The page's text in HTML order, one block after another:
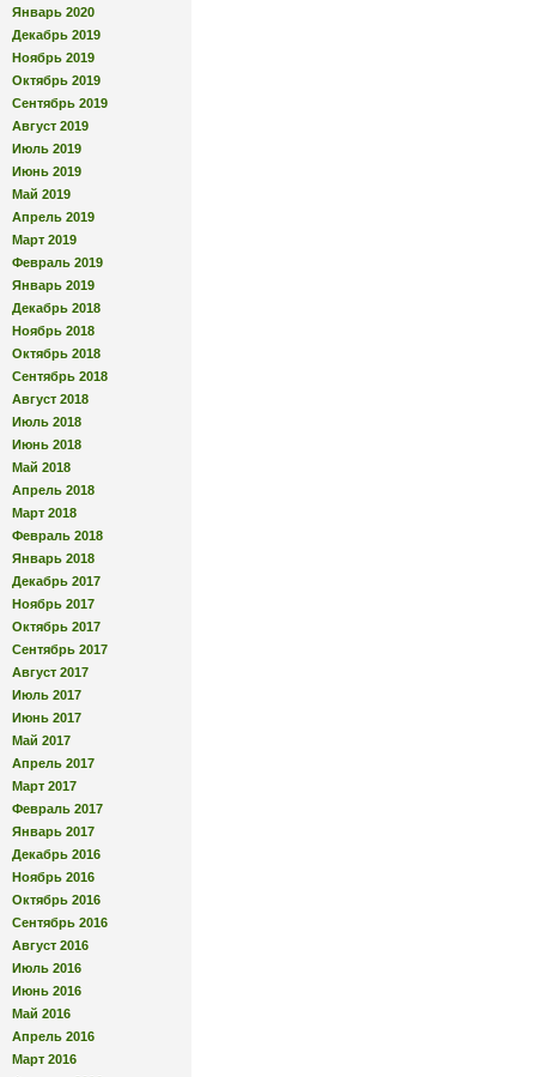
Январь 2020
Декабрь 2019
Ноябрь 2019
Октябрь 2019
Сентябрь 2019
Август 2019
Июль 2019
Июнь 2019
Май 2019
Апрель 2019
Март 2019
Февраль 2019
Январь 2019
Декабрь 2018
Ноябрь 2018
Октябрь 2018
Сентябрь 2018
Август 2018
Июль 2018
Июнь 2018
Май 2018
Апрель 2018
Март 2018
Февраль 2018
Январь 2018
Декабрь 2017
Ноябрь 2017
Октябрь 2017
Сентябрь 2017
Август 2017
Июль 2017
Июнь 2017
Май 2017
Апрель 2017
Март 2017
Февраль 2017
Январь 2017
Декабрь 2016
Ноябрь 2016
Октябрь 2016
Сентябрь 2016
Август 2016
Июль 2016
Июнь 2016
Май 2016
Апрель 2016
Март 2016